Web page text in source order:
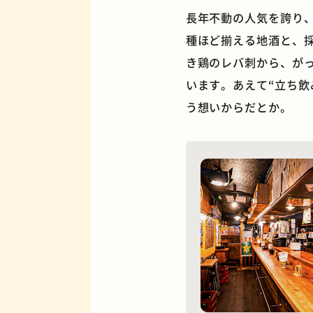
欧風カレー
長年不動の人気を誇り
種ほど揃える地酒と、
き鶏のレバ刺から、が
います。あえて“立ち
う想いからだとか。